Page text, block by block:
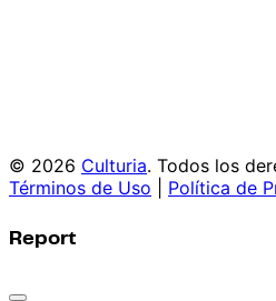
© 2026 Culturia. Todos los
Términos de Uso
Política de
Report